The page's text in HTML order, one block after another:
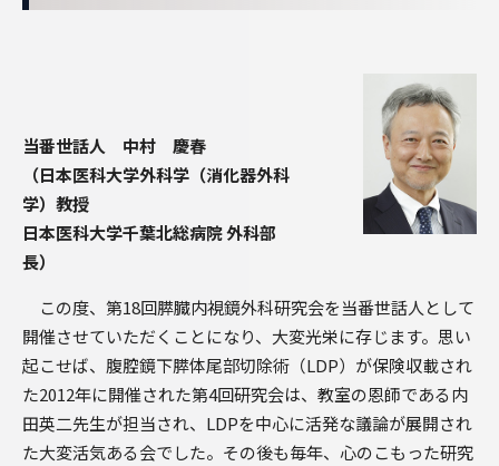
当番世話人 中村 慶春
（日本医科大学外科学（消化器外科
学）教授
日本医科大学千葉北総病院 外科部
長）
この度、第18回膵臓内視鏡外科研究会を当番世話人として
開催させていただくことになり、大変光栄に存じます。思い
起こせば、腹腔鏡下膵体尾部切除術（LDP）が保険収載され
た2012年に開催された第4回研究会は、教室の恩師である内
田英二先生が担当され、LDPを中心に活発な議論が展開され
た大変活気ある会でした。その後も毎年、心のこもった研究